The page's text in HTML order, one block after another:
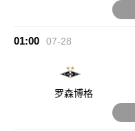
01:00 07-28
罗森博格